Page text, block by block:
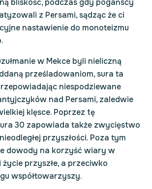
bliskość, podczas gdy pogańscy
z Persami, sądząc że ci
nastawienie do monoteizmu
w Mekce byli nieliczną
prześladowaniom, sura ta
niespodziewane
nad Persami, zaledwie
klęsce. Poprzez tę
30 zapowiada także zwycięstwo
przyszłości. Poza tym
dowody na korzyść wiary w
przyszłe, a przeciwko
współtowarzyszy.